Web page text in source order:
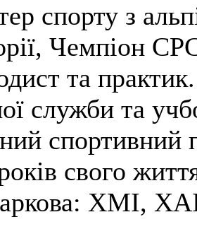
спорту з
Чемпіон
та
служби та
спортивний
свого
ХМІ,